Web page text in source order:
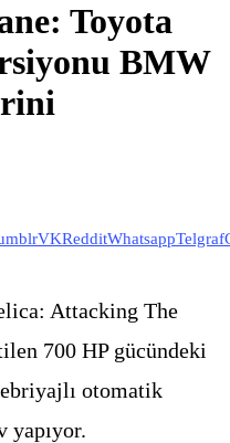
Toyota
BMW
VKRedditWhatsappTelgraf
Attacking The
700 HP gücündeki
otomatik
yapıyor.